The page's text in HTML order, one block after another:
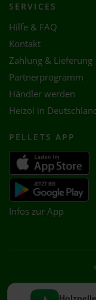
SERVICES
Hilfe & FAQ
Kontakt
Zahlung & Lieferung
Partnerprogramm
Händler werden
Heizöl in
PELLETS APP
Infos zur App